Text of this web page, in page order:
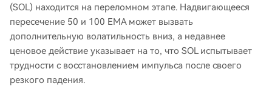
(SOL) находится на переломном этапе. Надвигающееся
пересечение 50 и 100 EMA может вызвать
дополнительную волатильность вниз, а недавнее
ценовое действие указывает на то, что SOL испытывает
трудности с восстановлением импульса после своего
резкого падения.